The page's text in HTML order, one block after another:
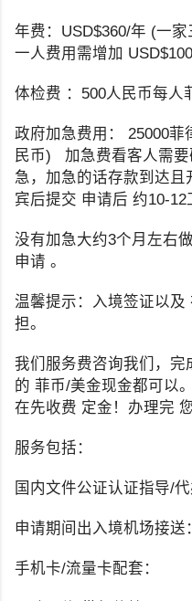
年费：USD$360/年 (一
一人费用需增加
体检费 ：500人民币每人
政府加急费用： 25000菲
民币) 加急费看客人需要
急，加急的话存款到达
宾后提交 申请后 约10-12
没有加急大约3个月左右
申请 。
温馨提示：入境签证以及
担。
我们服务费咨询我们，完
的 菲币/美金现金都可以
在先收费 定金！办理完
服务包括：
国内文件公证认证指导/代
申请期间出入境机场接送：
手机卡/流量卡配套：